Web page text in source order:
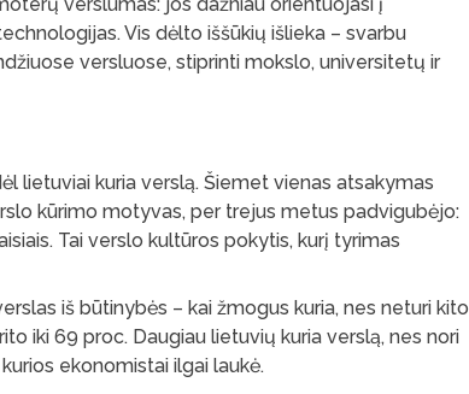
verslumas: jos dažniau orientuojasi į
Vis dėlto iššūkių išlieka – svarbu
versluose, stiprinti mokslo, universitetų ir
lietuviai kuria verslą. Šiemet vienas atsakymas
kūrimo motyvas, per trejus metus padvigubėjo:
Tai verslo kultūros pokytis, kurį tyrimas
iš būtinybės – kai žmogus kuria, nes neturi kito
iki 69 proc. Daugiau lietuvių kuria verslą, nes nori
ekonomistai ilgai laukė.